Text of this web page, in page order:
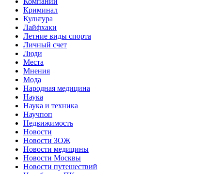
Криминал
Культура
Лайфхаки
Летние виды спорта
Личный счет
Люди
Места
Мнения
Мода
Народная медицина
Наука
Наука и техника
Научпоп
Недвижимость
Новости
Новости ЗОЖ
Новости медицины
Новости Москвы
Новости путешествий